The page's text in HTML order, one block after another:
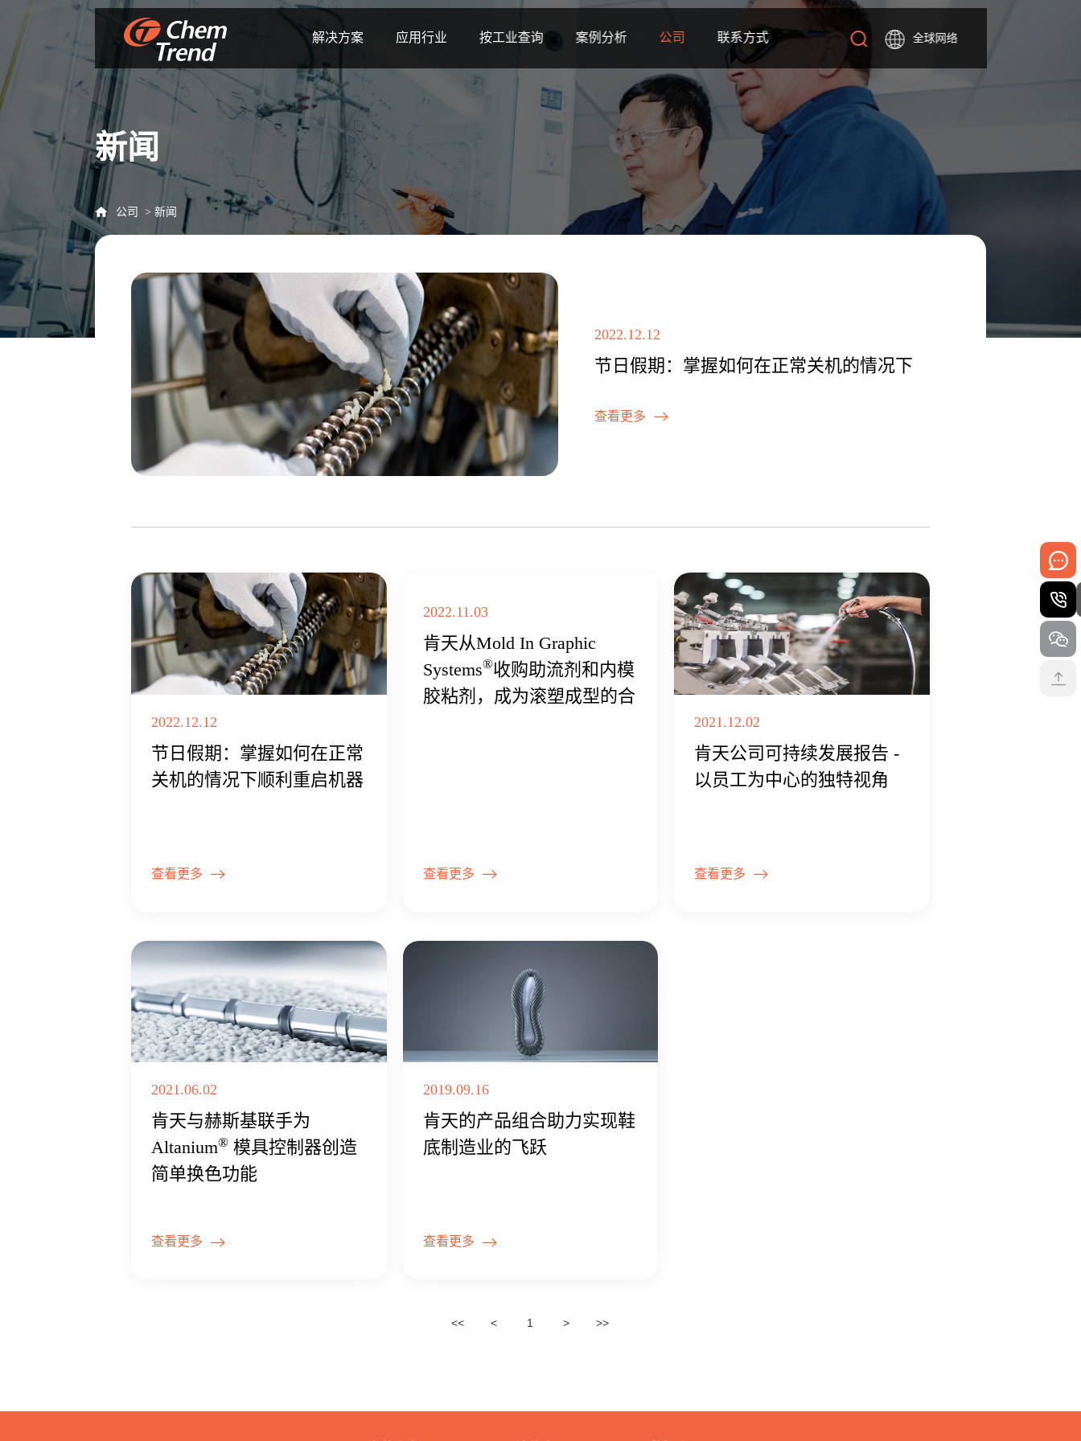
解决方案 应用行业 按工业查询 案例分析 公司 联系方式 全球网络
新闻
公司 新闻
2022.12.12
节日假期：掌握如何在正常关机的情况下
查看更多
2022.12.12
节日假期：掌握如何在正常
关机的情况下顺利重启机器
查看更多
2022.11.03
肯天从Mold In Graphic
Systems®收购助流剂和内模
胶粘剂，成为滚塑成型的合
查看更多
2021.12.02
肯天公司可持续发展报告 -
以员工为中心的独特视角
查看更多
2021.06.02
肯天与赫斯基联手为
Altanium®模具控制器创造
简单换色功能
查看更多
2019.09.16
肯天的产品组合助力实现鞋
底制造业的飞跃
查看更多
<< < 1 > >>